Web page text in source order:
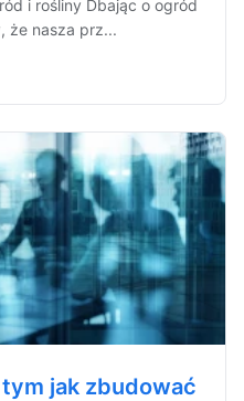
i rośliny Dbając o ogród
że nasza prz...
jak zbudować